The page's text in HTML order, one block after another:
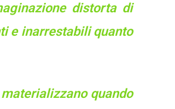
distorta di
e inarrestabili quanto
quando